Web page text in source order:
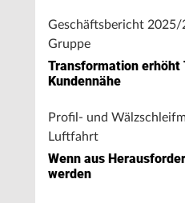
Geschäftsbericht 2025/
Gruppe
Transformation erhöht
Kundennähe
Profil- und
Luftfahrt
Wenn aus
werden